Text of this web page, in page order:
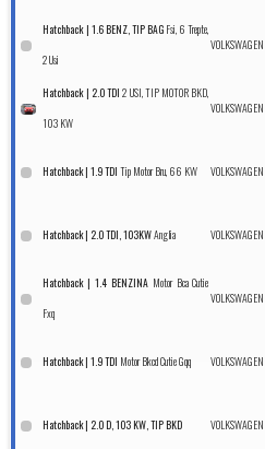
Hatchback | 1.6 BENZ, TIP BAG Fsi, 6 Trepte,
2 Usi
VOLKSWAGEN
Hatchback | 2.0 TDI 2 USI, TIP MOTOR BKD,
103 KW
VOLKSWAGEN
Hatchback | 1.9 TDI Tip Motor Bru, 66 KW VOLKSWAGEN
Hatchback | 2.0 TDI, 103KWAnglia VOLKSWAGEN
Hatchback | 1.4 BENZINAMotor Bca Cutie
Fxq
VOLKSWAGEN
Hatchback | 1.9 TDI Motor Bkcd Cutie Gqq VOLKSWAGEN
Hatchback | 2.0 D, 103 KW, TIP BKD VOLKSWAGEN